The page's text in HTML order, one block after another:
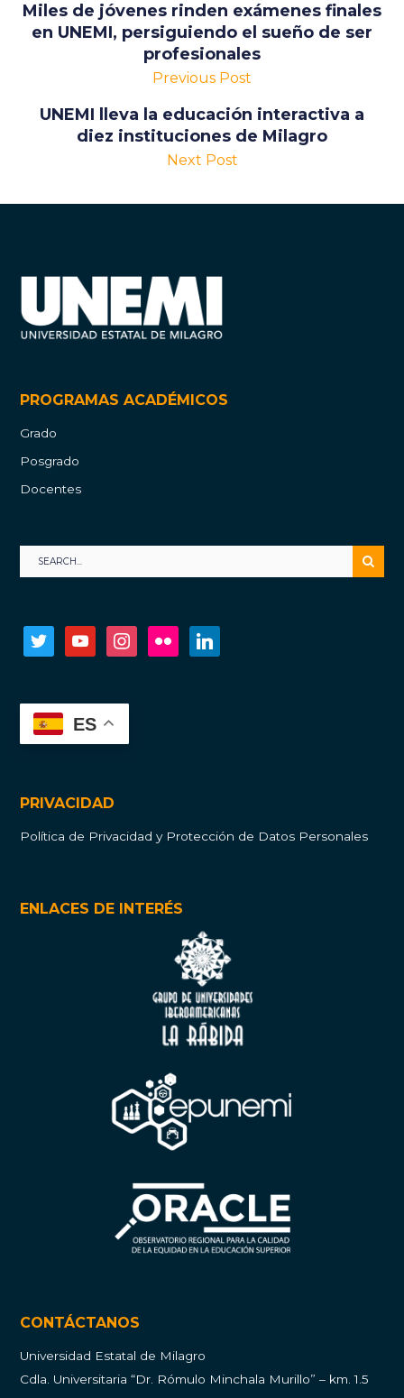
Miles de jóvenes rinden exámenes finales
en UNEMI, persiguiendo el sueño de ser
profesionales
Previous Post
UNEMI lleva la educación interactiva a
diez instituciones de Milagro
Next Post
PROGRAMAS ACADÉMICOS
Grado
Posgrado
Docentes
twitter youtube instagramflickr
ES
PRIVACIDAD
Política de Privacidad y Protección de Datos Personales
ENLACES DE INTERÉS
CONTÁCTANOS
Universidad Estatal de Milagro
Cdla. Universitaria “Dr. Rómulo Minchala Murillo” – km. 1.5